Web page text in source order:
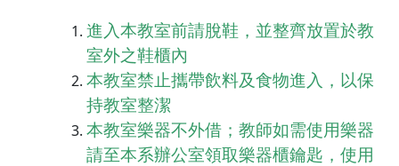
進入本教室前請脫鞋，並整齊放置於教
室外之鞋櫃內
本教室禁止攜帶飲料及食物進入，以保
持教室整潔
本教室樂器不外借；教師如需使用樂器
請至本系辦公室領取樂器櫃鑰匙，使用